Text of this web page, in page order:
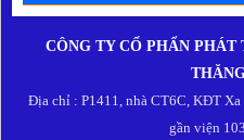
CÔNG TY CỔ PHẨN PHÁT
Địa chỉ : P1411, nhà CT6C, KĐT
gần viện